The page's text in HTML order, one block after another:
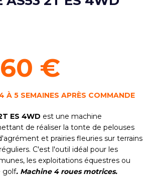
€
À 5 SEMAINES APRÈS COMMANDE
ES 4WD est une machine
de réaliser la tonte de pelouses
et prairies fleuries sur terrains
C'est l'outil idéal pour les
les exploitations équestres ou
golf. Machine 4 roues motrices.